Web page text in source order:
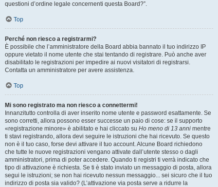
questioni d’ordine legale concernenti questa Board?”.
Top
Perché non riesco a registrarmi?
È possibile che l’amministratore della Board abbia bannato il tuo indirizzo IP
oppure vietato il nome utente che stai tentando di registrare. Può anche aver
disabilitato le registrazioni per impedire ai nuovi visitatori di registrarsi.
Contatta un amministratore per avere assistenza.
Top
Mi sono registrato ma non riesco a connettermi!
Innanzitutto controlla di aver inserito nome utente e password esattamente. Se
sono corretti, allora possono esser successe un paio di cose: se il supporto
«registrazione minore» è abilitato e hai cliccato su Ho meno di 13 anni mentre
ti stavi registrando, allora devi seguire le istruzioni che hai ricevuto. Se questo
non è il tuo caso, forse devi attivare il tuo account. Alcune Board richiedono
che tutte le nuove registrazioni vengano attivate dall’utente stesso o dagli
amministratori, prima di poter accedere. Quando ti registri ti verrà indicato che
tipo di attivazione è richiesta. Se ti è stato inviato un messaggio di posta, allora
segui le istruzioni; se non hai ricevuto nessun messaggio... sei sicuro che il tuo
indirizzo di posta sia valido? (L’attivazione via posta serve a ridurre la